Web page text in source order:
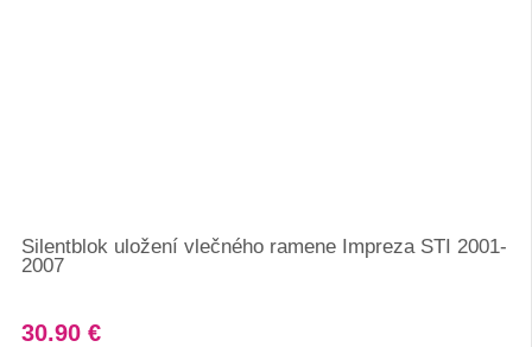
Silentblok uložení vlečného ramene Impreza STI 2001-
2007
30.90 €